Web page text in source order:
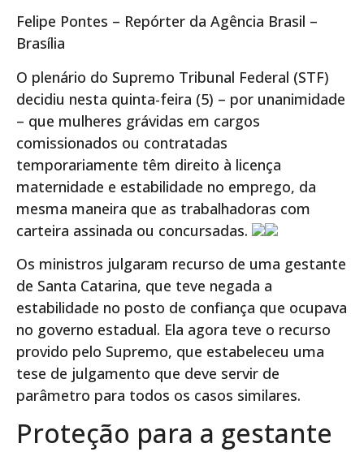
Felipe Pontes – Repórter da Agência Brasil –
Brasília
O plenário do Supremo Tribunal Federal (STF)
decidiu nesta quinta-feira (5) – por unanimidade
– que mulheres grávidas em cargos
comissionados ou contratadas
temporariamente têm direito à licença
maternidade e estabilidade no emprego, da
mesma maneira que as trabalhadoras com
carteira assinada ou concursadas.
Os ministros julgaram recurso de uma gestante
de Santa Catarina, que teve negada a
estabilidade no posto de confiança que ocupava
no governo estadual. Ela agora teve o recurso
provido pelo Supremo, que estabeleceu uma
tese de julgamento que deve servir de
parâmetro para todos os casos similares.
Proteção para a gestante